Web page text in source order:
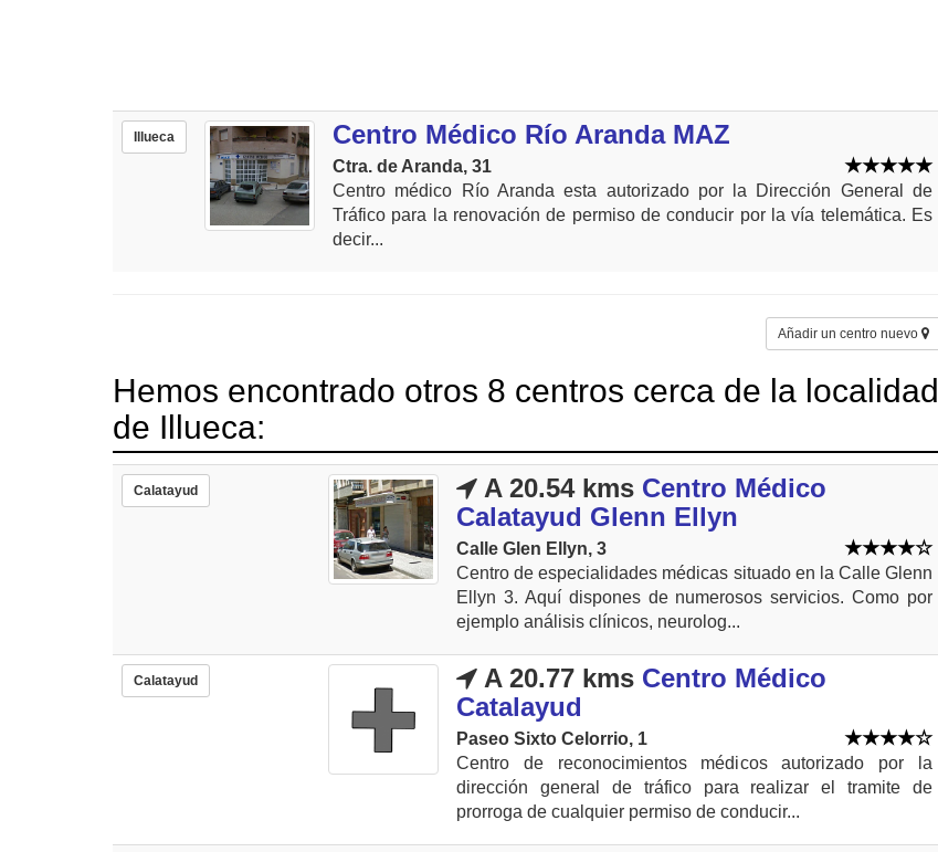
Illueca Centro Médico Río Aranda MAZ
Ctra. de Aranda, 31
Centro médico Río Aranda esta autorizado por la Dirección General de
Tráfico para la renovación de permiso de conducir por la vía telemática. Es
decir...
Añadir un centro nuevo
Hemos encontrado otros 8 centros cerca de la localidad
de Illueca:
Calatayud A 20.54 kms Centro Médico
Calatayud Glenn Ellyn
Calle Glen Ellyn, 3
Centro de especialidades médicas situado en la Calle Glenn
Ellyn 3. Aquí dispones de numerosos servicios. Como por
ejemplo análisis clínicos, neurolog...
Calatayud A 20.77 kms Centro Médico
Catalayud
Paseo Sixto Celorrio, 1
Centro de reconocimientos médicos autorizado por la
dirección general de tráfico para realizar el tramite de
prorroga de cualquier permiso de conducir...